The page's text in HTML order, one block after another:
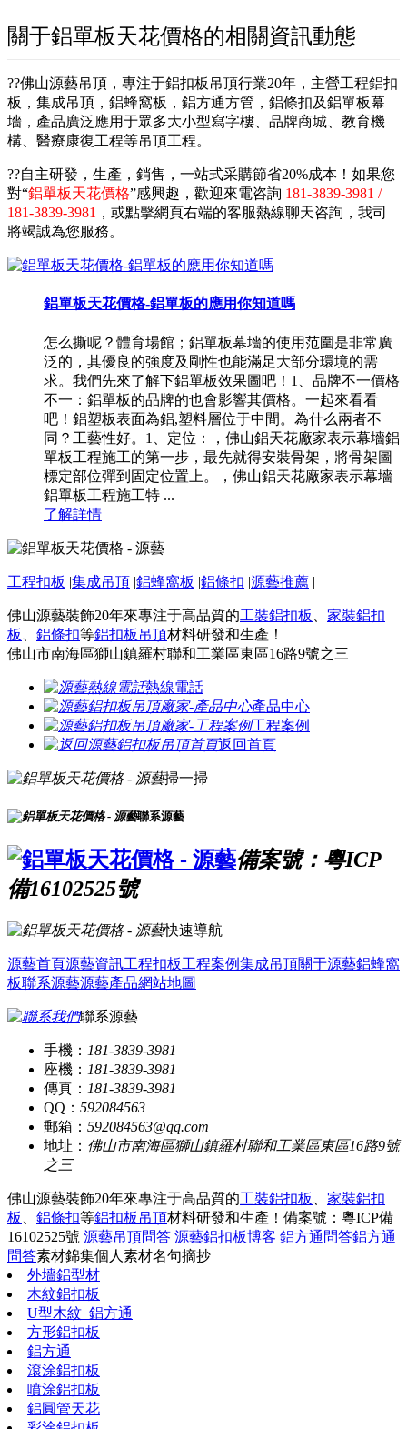
關于鋁單板天花價格的相關資訊動態
??佛山源藝吊頂，專注于鋁扣板吊頂行業20年，主營工程鋁扣
板，集成吊頂，鋁蜂窩板，鋁方通方管，鋁條扣及鋁單板幕
墻，產品廣泛應用于眾多大小型寫字樓、品牌商城、教育機
構、醫療康復工程等吊頂工程。
??自主研發，生產，銷售，一站式采購節省20%成本！如果您
對“鋁單板天花價格”感興趣，歡迎來電咨詢 181-3839-3981 /
181-3839-3981 ，或點擊網頁右端的客服熱線聊天咨詢，我司
將竭誠為您服務。
鋁單板天花價格-鋁單板的應用你知道嗎
怎么撕呢？體育場館；鋁單板幕墻的使用范圍是非常廣
泛的，其優良的強度及剛性也能滿足大部分環境的需
求。我們先來了解下鋁單板效果圖吧！1、品牌不一價格
不一：鋁單板的品牌的也會影響其價格。一起來看看
吧！鋁塑板表面為鋁,塑料層位于中間。為什么兩者不
同？工藝性好。1、定位：，佛山鋁天花廠家表示幕墻鋁
單板工程施工的第一步，最先就得安裝骨架，將骨架圖
標定部位彈到固定位置上。，佛山鋁天花廠家表示幕墻
鋁單板工程施工特 ...
了解詳情
工程扣板 |集成吊頂 |鋁蜂窩板 |鋁條扣 |源藝推薦 |
佛山源藝裝飾20年來專注于高品質的工裝鋁扣板
家裝鋁扣
板
鋁條扣等鋁扣板吊頂材料研發和生產！
佛山市南海區獅山鎮羅村聯和工業區東區16路9號之三
熱線電話
產品中心
工程案例
返回首頁
掃一掃
聯系源藝
備案號：粵ICP
備16102525號
快速導航
源藝首頁源藝資訊工程扣板工程案例集成吊頂關于源藝鋁蜂窩
板聯系源藝源藝產品網站地圖
聯系源藝
手機： 181-3839-3981
座機： 181-3839-3981
傳真： 181-3839-3981
QQ： 592084563
郵箱： 592084563@qq.com
地址： 佛山市南海區獅山鎮羅村聯和工業區東區16路9號
之三
佛山源藝裝飾20年來專注于高品質的工裝鋁扣板
家裝鋁扣
板
鋁條扣等鋁扣板吊頂材料研發和生產！ 備案號：粵ICP備
16102525號 源藝吊頂問答 源藝鋁扣板博客 鋁方通問答鋁方通
問答素材錦集個人素材名句摘抄
外墻鋁型材
木紋鋁扣板
U型木紋_鋁方通
方形鋁扣板
鋁方通
滾涂鋁扣板
噴涂鋁扣板
鋁圓管天花